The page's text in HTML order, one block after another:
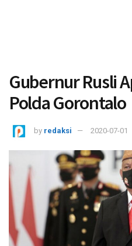
Gubernur Rusli
Polda Gorontalo
by redaksi 2020-07-01